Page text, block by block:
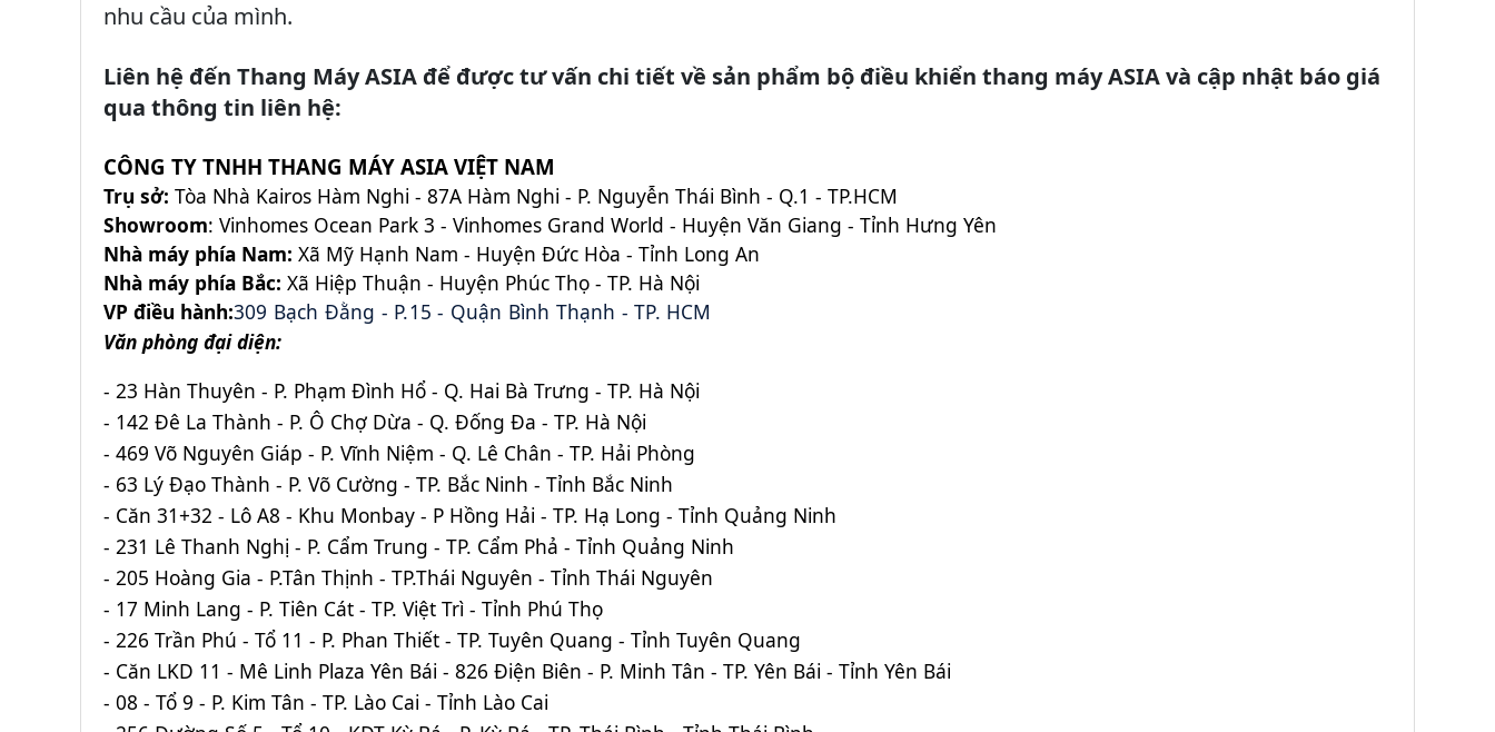
nhu cầu của mình.
Liên hệ đến Thang Máy ASIA để được tư vấn chi tiết về sản phẩm bộ điều khiển thang máy ASIA và cập nhật báo giá
qua thông tin liên hệ:
CÔNG TY TNHH THANG MÁY ASIA VIỆT NAM
Trụ sở: Tòa Nhà Kairos Hàm Nghi - 87A Hàm Nghi - P. Nguyễn Thái Bình - Q.1 - TP.HCM
Showroom: Vinhomes Ocean Park 3 - Vinhomes Grand World - Huyện Văn Giang - Tỉnh Hưng Yên
Nhà máy phía Nam: Xã Mỹ Hạnh Nam - Huyện Đức Hòa - Tỉnh Long An
Nhà máy phía Bắc: Xã Hiệp Thuận - Huyện Phúc Thọ - TP. Hà Nội
VP điều hành:309 Bạch Đằng - P.15 - Quận Bình Thạnh - TP. HCM
Văn phòng đại diện:
- 23 Hàn Thuyên - P. Phạm Đình Hổ - Q. Hai Bà Trưng - TP. Hà Nội
- 142 Đê La Thành - P. Ô Chợ Dừa - Q. Đống Đa - TP. Hà Nội
- 469 Võ Nguyên Giáp - P. Vĩnh Niệm - Q. Lê Chân - TP. Hải Phòng
- 63 Lý Đạo Thành - P. Võ Cường - TP. Bắc Ninh - Tỉnh Bắc Ninh
- Căn 31+32 - Lô A8 - Khu Monbay - P Hồng Hải - TP. Hạ Long - Tỉnh Quảng Ninh
- 231 Lê Thanh Nghị - P. Cẩm Trung - TP. Cẩm Phả - Tỉnh Quảng Ninh
- 205 Hoàng Gia - P.Tân Thịnh - TP.Thái Nguyên - Tỉnh Thái Nguyên
- 17 Minh Lang - P. Tiên Cát - TP. Việt Trì - Tỉnh Phú Thọ
- 226 Trần Phú - Tổ 11 - P. Phan Thiết - TP. Tuyên Quang - Tỉnh Tuyên Quang
- Căn LKD 11 - Mê Linh Plaza Yên Bái - 826 Điện Biên - P. Minh Tân - TP. Yên Bái - Tỉnh Yên Bái
- 08 - Tổ 9 - P. Kim Tân - TP. Lào Cai - Tỉnh Lào Cai